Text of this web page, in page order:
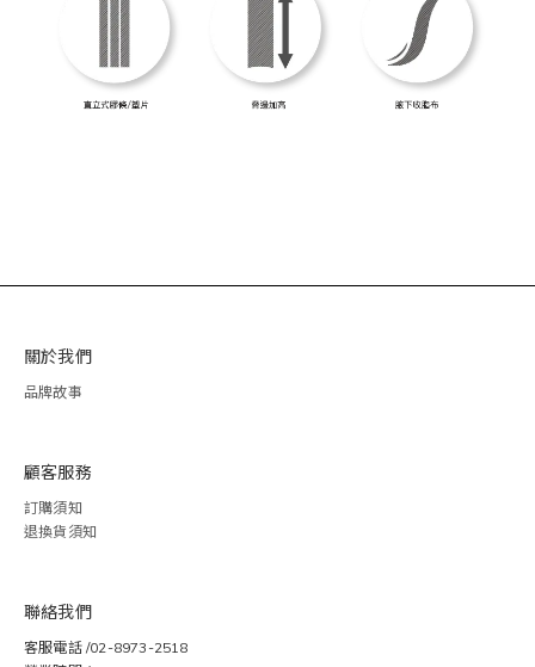
關於我們
品牌故事
顧客服務
訂購須知
退換貨須知
聯絡我們
客服電話 /02-8973-2518